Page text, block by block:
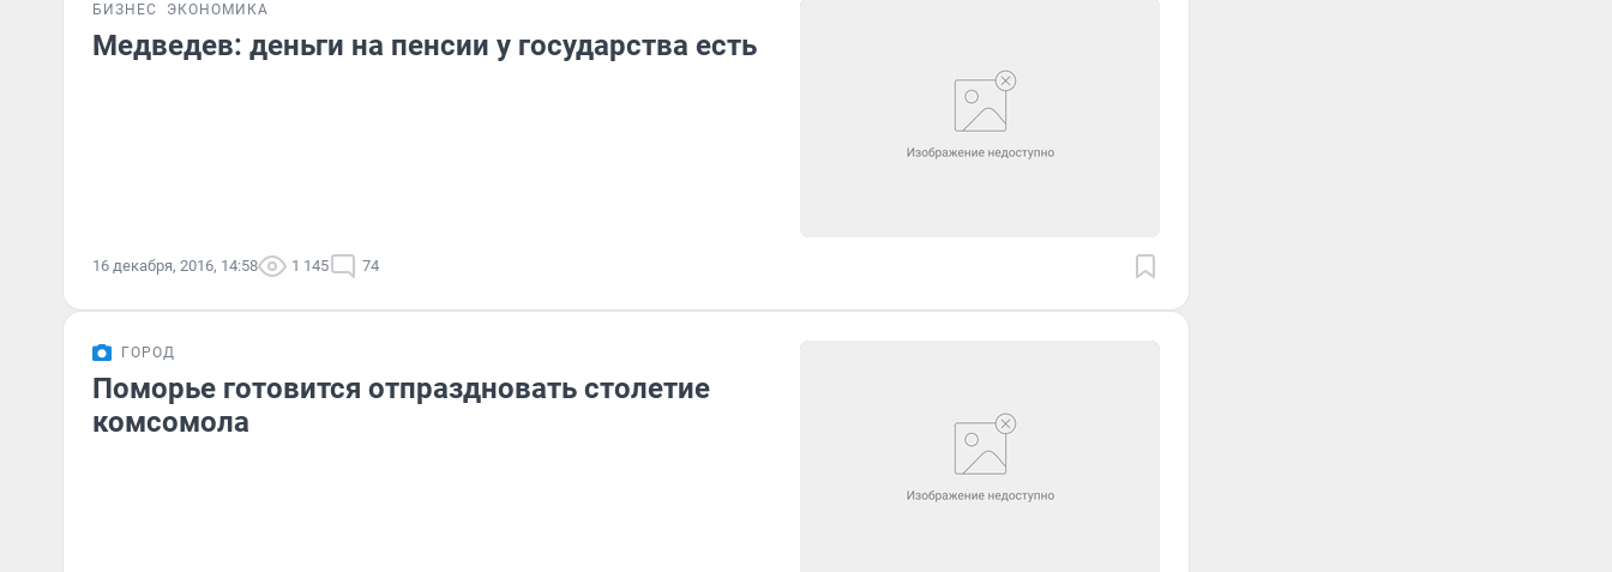
БИЗНЕС ЭКОНОМИКА
Медведев: деньги на пенсии у государства есть
16 декабря, 2016, 14:58 1 145 74
ГОРОД
Поморье готовится отпраздновать столетие
комсомола